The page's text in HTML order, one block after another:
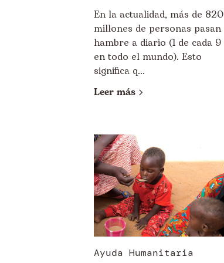
En la actualidad, más de 820
millones de personas pasan
hambre a diario (1 de cada 9
en todo el mundo). Esto
significa q...
Leer más
Ayuda Humanitaria